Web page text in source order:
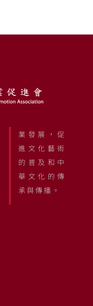
業發展，促
進文化藝術
的普及和中
華文化的傳
承與傳播。